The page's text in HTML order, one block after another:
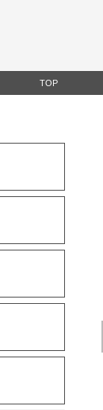
TOP